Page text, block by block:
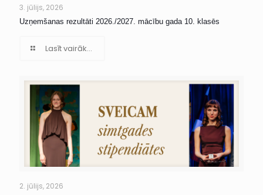
3. jūlijs, 2026
Uzņemšanas rezultāti 2026./2027. mācību gada 10. klasēs
Lasīt vairāk...
2. jūlijs, 2026